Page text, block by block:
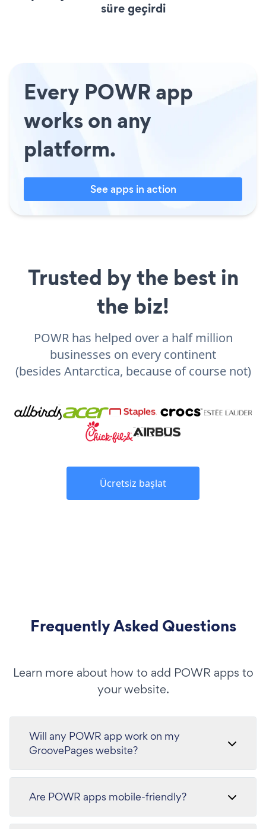
süre geçirdi
Every POWR app
works on any
platform.
See apps in action
Trusted by the best in
the biz!
POWR has helped over a half million
businesses on every continent
(besides Antarctica, because of course not)
Ücretsiz başlat
Frequently Asked Questions
Learn more about how to add POWR apps to
your website.
Will any POWR app work on my
GroovePages website?
Are POWR apps mobile-friendly?